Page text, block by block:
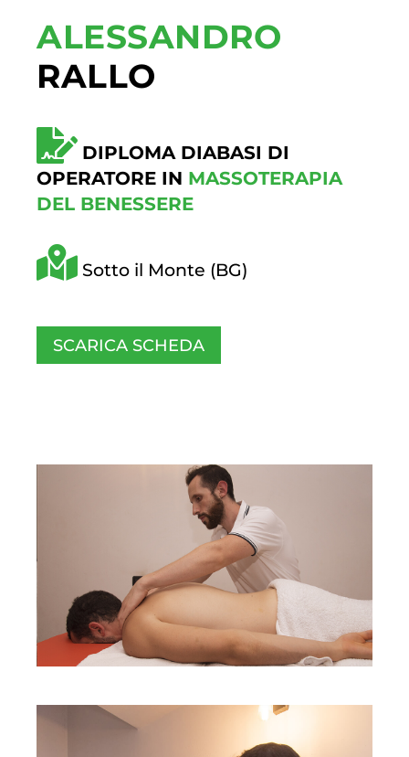
ALESSANDRO
RALLO
DIPLOMA DIABASI DI
OPERATORE IN MASSOTERAPIA
DEL BENESSERE
Sotto il Monte (BG)
SCARICA SCHEDA